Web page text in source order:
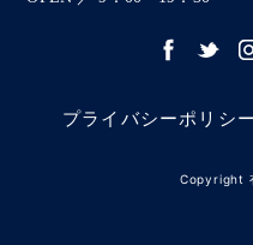
プライバシーポリシー
Copyright